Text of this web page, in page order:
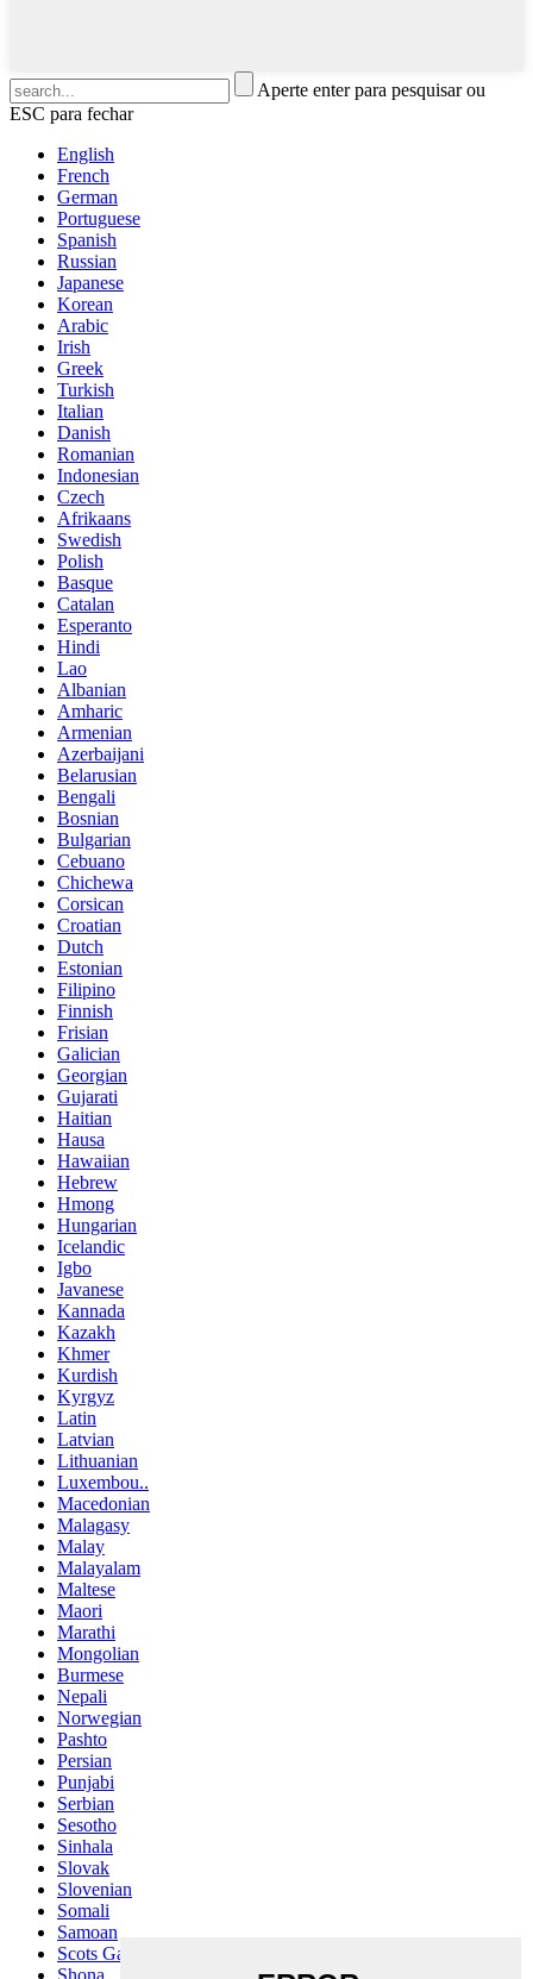
Aperte enter para pesquisar ou
ESC para fechar
English
French
German
Portuguese
Spanish
Russian
Japanese
Korean
Arabic
Irish
Greek
Turkish
Italian
Danish
Romanian
Indonesian
Czech
Afrikaans
Swedish
Polish
Basque
Catalan
Esperanto
Hindi
Lao
Albanian
Amharic
Armenian
Azerbaijani
Belarusian
Bengali
Bosnian
Bulgarian
Cebuano
Chichewa
Corsican
Croatian
Dutch
Estonian
Filipino
Finnish
Frisian
Galician
Georgian
Gujarati
Haitian
Hausa
Hawaiian
Hebrew
Hmong
Hungarian
Icelandic
Igbo
Javanese
Kannada
Kazakh
Khmer
Kurdish
Kyrgyz
Latin
Latvian
Lithuanian
Luxembou..
Macedonian
Malagasy
Malay
Malayalam
Maltese
Maori
Marathi
Mongolian
Burmese
Nepali
Norwegian
Pashto
Persian
Punjabi
Serbian
Sesotho
Sinhala
Slovak
Slovenian
Somali
Samoan
Scots Gaelic
Shona